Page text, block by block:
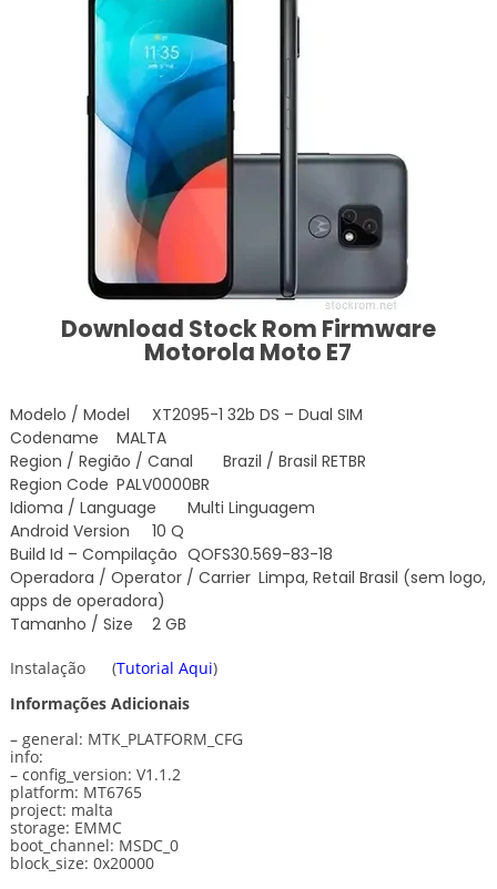
Download Stock Rom Firmware
Motorola Moto E7
Modelo / Model
XT2095-1 32b DS – Dual SIM
Codename
MALTA
Region / Região / Canal
Brazil / Brasil RETBR
Region Code PALV0000BR
Idioma / Language
Multi Linguagem
Android Version
10 Q
Build Id – Compilação QOFS30.569-83-18
Operadora / Operator / Carrier Limpa, Retail Brasil (sem logo,
apps de operadora)
Tamanho / Size
2 GB
Instalação (Tutorial Aqui)
Informações Adicionais
– general: MTK_PLATFORM_CFG
info:
– config_version: V1.1.2
platform: MT6765
project: malta
storage: EMMC
boot_channel: MSDC_0
block_size: 0x20000